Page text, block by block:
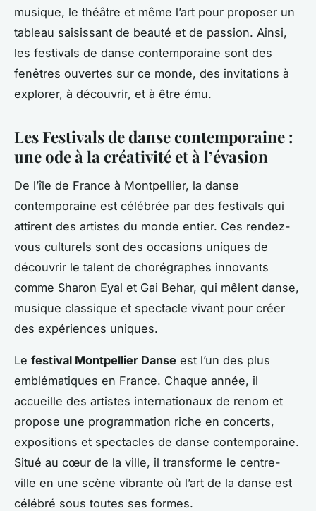
musique, le théâtre et même l’art pour proposer un
tableau saisissant de beauté et de passion. Ainsi,
les festivals de danse contemporaine sont des
fenêtres ouvertes sur ce monde, des invitations à
explorer, à découvrir, et à être ému.
Les Festivals de danse contemporaine :
une ode à la créativité et à l’évasion
De l’île de France à Montpellier, la danse
contemporaine est célébrée par des festivals qui
attirent des artistes du monde entier. Ces rendez-
vous culturels sont des occasions uniques de
découvrir le talent de chorégraphes innovants
comme Sharon Eyal et Gai Behar, qui mêlent danse,
musique classique et spectacle vivant pour créer
des expériences uniques.
Le festival Montpellier Danse est l’un des plus
emblématiques en France. Chaque année, il
accueille des artistes internationaux de renom et
propose une programmation riche en concerts,
expositions et spectacles de danse contemporaine.
Situé au cœur de la ville, il transforme le centre-
ville en une scène vibrante où l’art de la danse est
célébré sous toutes ses formes.